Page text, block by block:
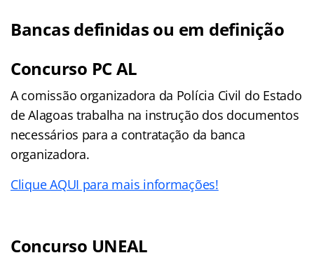
Bancas definidas ou em definição
Concurso PC AL
A comissão organizadora da Polícia Civil do Estado
de Alagoas trabalha na instrução dos documentos
necessários para a contratação da banca
organizadora.
Clique AQUI para mais informações!
Concurso UNEAL